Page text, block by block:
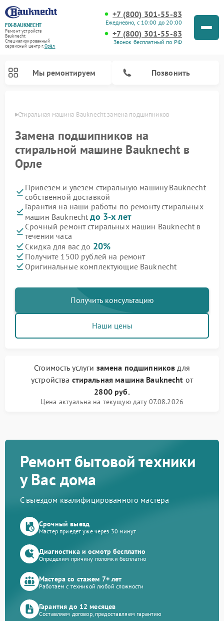
FIX-BAUKNECHT
Ремонт устройств
Bauknecht
Специализированный
cервисный центр г.Орёл
+7 (800) 301-55-83
Ежедневно, с 10:00 до 20:00
+7 (800) 301-55-83
Звонок бесплатный по РФ
Мы ремонтируем Позвонить
Стиральная машина Bauknecht замена подшипников
Замена подшипников на
стиральной машине Bauknecht в
Орле
Привезем и увезем стиральную машину Bauknecht
собственной доставкой
Гарантия на наши работы по ремонту стиральных
машин Bauknechtдо 3-х лет
Срочный ремонт стиральных машин Bauknecht в
течении часа
Скидка для вас до 20%
Получите 1500 рублей на ремонт
Оригинальные комплектующие Bauknecht
Получить консультацию
Наши цены
Стоимость услуги замена подшипников для
устройства стиральная машина Bauknecht от
2800 руб.
Цена актуальна на текущую дату 07.08.2026
Ремонт бытовой техники
у Вас дома
С выездом квалифицированного мастера
Срочный выезд
Мастер приедет уже через 30 минут
Диагностика и осмотр бесплатно
Определим причину поломки бесплатно
Мастера со стажем 7+ лет
Работаем с техникой любой сложности
Гарантия до 12 месяцев
Составляем договор, предоставляем гарантию